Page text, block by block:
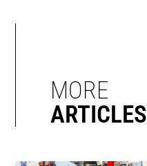
MORE
ARTICLES